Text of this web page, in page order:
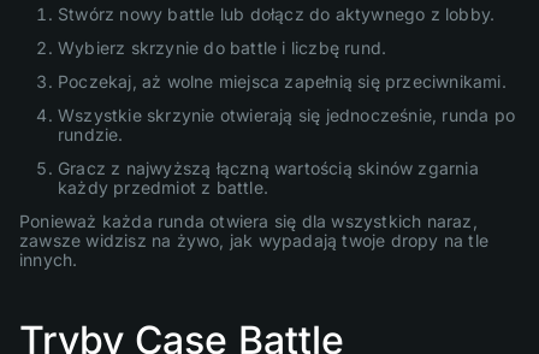
Stwórz nowy battle lub dołącz do aktywnego z lobby.
Wybierz skrzynie do battle i liczbę rund.
Poczekaj, aż wolne miejsca zapełnią się przeciwnikami.
Wszystkie skrzynie otwierają się jednocześnie, runda po
rundzie.
Gracz z najwyższą łączną wartością skinów zgarnia
każdy przedmiot z battle.
Ponieważ każda runda otwiera się dla wszystkich naraz,
zawsze widzisz na żywo, jak wypadają twoje dropy na tle
innych.
Tryby Case Battle